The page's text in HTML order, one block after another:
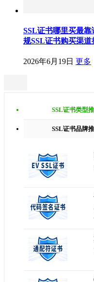
SSL证书哪里买最靠
规SSL证书购买渠道
2026年6月19日 更多
SSL证书类型
SSL证书品牌